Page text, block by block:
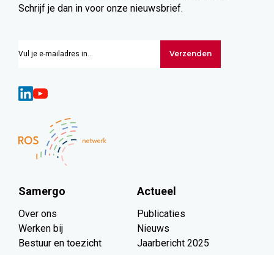
Samergo
Over ons
Werken bij
Bestuur en toezicht
Actueel
Publicaties
Nieuws
Jaarbericht 2025
Schrijf je dan in voor onze nieuwsbrief.
Verzenden